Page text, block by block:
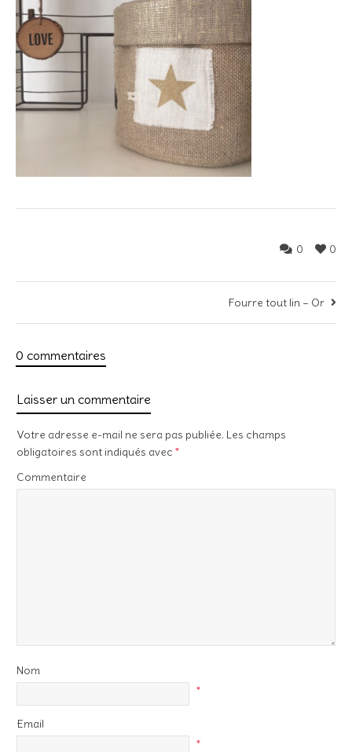
0
0
Fourre tout lin – Or
0 commentaires
Laisser un commentaire
Votre adresse e-mail ne sera pas publiée. Les champs
obligatoires sont indiqués avec *
Commentaire
Nom
*
Email
*